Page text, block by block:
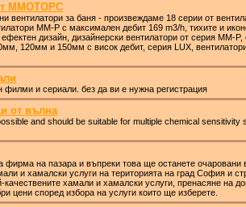
ММОТОРС
вентилатори за баня - произвеждаме 18 серии от
MM-P с максимален дебит 169 m3/h, тихите и
дизайн, дизайнерски вентилатори от серия ММ-
120мм и 150мм с висок дебит, серия LUX,
филми и сериали. без да ви е нужна регистрация
от вълна
and should be suitable for multiple chemical sensitivity
на пазара и въпреки това ще останете очаровани
и хамалски услуги на територията на град София и
хамали и хамалски услуги, пренасяне на
цени според избора на услуги които ще изберете.